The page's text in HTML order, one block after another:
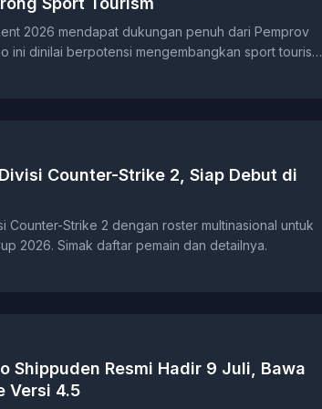
2026 mendapat dukungan penuh dari Pemprov
ini dinilai berpotensi mengembangkan sport tourism
Counter-Strike 2, Siap Debut di
Counter-Strike 2 dengan roster multinasional untuk
2026. Simak daftar pemain dan detailnya.
Shippuden Resmi Hadir 9 Juli, Bawa
Versi 4.5